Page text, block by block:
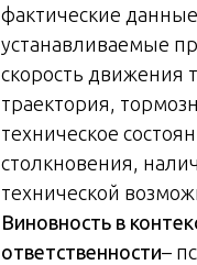
фактические
устанавливаемые
скорость движения
траектория,
техническое
столкновения,
технической
Виновность в
ответственности–